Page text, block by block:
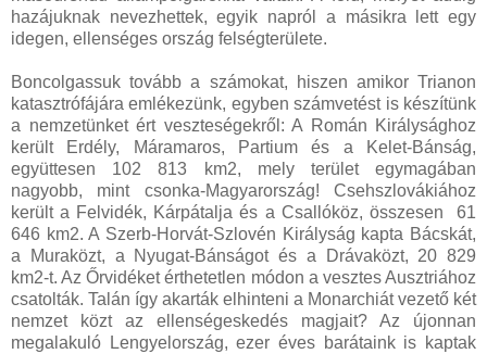
hazájuknak nevezhettek, egyik napról a másikra lett egy
idegen, ellenséges ország felségterülete.
Boncolgassuk tovább a számokat, hiszen amikor Trianon
katasztrófájára emlékezünk, egyben számvetést is készítünk
a nemzetünket ért veszteségekről: A Román Királysághoz
került Erdély, Máramaros, Partium és a Kelet-Bánság,
együttesen 102 813 km2, mely terület egymagában
nagyobb, mint csonka-Magyarország! Csehszlovákiához
került a Felvidék, Kárpátalja és a Csallóköz, összesen 61
646 km2. A Szerb-Horvát-Szlovén Királyság kapta Bácskát,
a Muraközt, a Nyugat-Bánságot és a Drávaközt, 20 829
km2-t. Az Őrvidéket érthetetlen módon a vesztes Ausztriához
csatolták. Talán így akarták elhinteni a Monarchiát vezető két
nemzet közt az ellenségeskedés magjait? Az újonnan
megalakuló Lengyelország, ezer éves barátaink is kaptak